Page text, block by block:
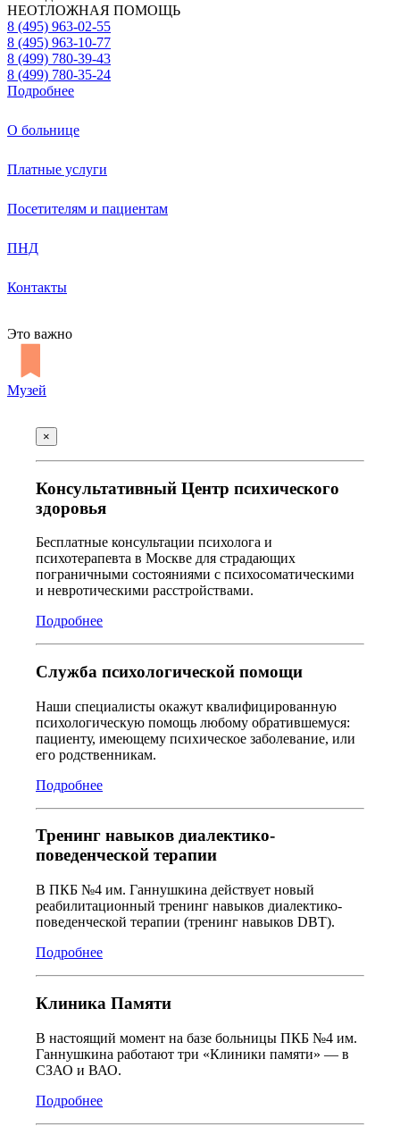
НЕОТЛОЖНАЯ ПОМОЩЬ
8 (495) 963-02-55
8 (495) 963-10-77
8 (499) 780-39-43
8 (499) 780-35-24
Подробнее
О больнице
Платные услуги
Посетителям и пациентам
ПНД
Контакты
Это важно
Музей
×
Консультативный Центр психического
здоровья
Бесплатные консультации психолога и
психотерапевта в Москве для страдающих
пограничными состояниями с психосоматическими
и невротическими расстройствами.
Подробнее
Служба психологической помощи
Наши специалисты окажут квалифицированную
психологическую помощь любому обратившемуся:
пациенту, имеющему психическое заболевание, или
его родственникам.
Подробнее
Тренинг навыков диалектико-
поведенческой терапии
В ПКБ №4 им. Ганнушкина действует новый
реабилитационный тренинг навыков диалектико-
поведенческой терапии (тренинг навыков DBT).
Подробнее
Клиника Памяти
В настоящий момент на базе больницы ПКБ №4 им.
Ганнушкина работают три «Клиники памяти» — в
СЗАО и ВАО.
Подробнее